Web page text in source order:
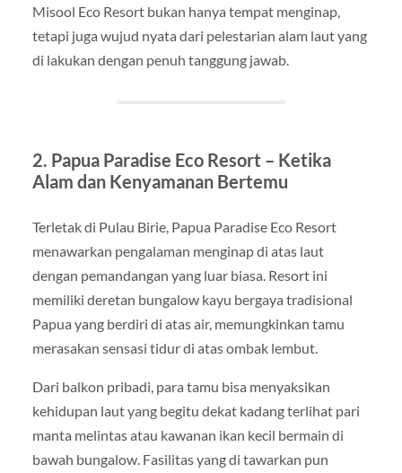
Misool Eco Resort bukan hanya tempat menginap,
tetapi juga wujud nyata dari pelestarian alam laut yang
di lakukan dengan penuh tanggung jawab.
2. Papua Paradise Eco Resort – Ketika
Alam dan Kenyamanan Bertemu
Terletak di Pulau Birie, Papua Paradise Eco Resort
menawarkan pengalaman menginap di atas laut
dengan pemandangan yang luar biasa. Resort ini
memiliki deretan bungalow kayu bergaya tradisional
Papua yang berdiri di atas air, memungkinkan tamu
merasakan sensasi tidur di atas ombak lembut.
Dari balkon pribadi, para tamu bisa menyaksikan
kehidupan laut yang begitu dekat kadang terlihat pari
manta melintas atau kawanan ikan kecil bermain di
bawah bungalow. Fasilitas yang di tawarkan pun